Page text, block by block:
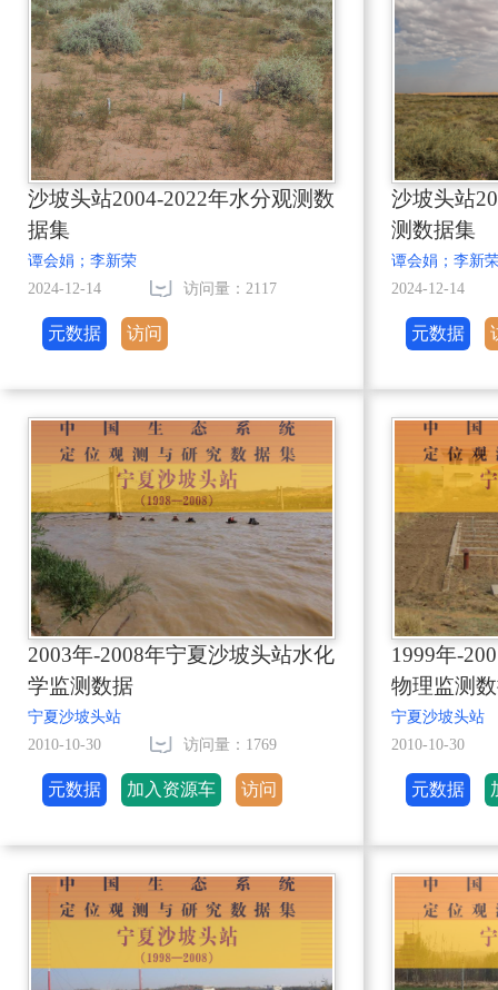
沙坡头站2004-2022年水分观测数
据集
谭会娟；李新荣
2024-12-14
访问量：2117
元数据 访问
沙坡头站
测数据集
谭会娟；李新
2024-12-14
元数据
2003年-2008年宁夏沙坡头站水化
学监测数据
宁夏沙坡头站
2010-10-30
访问量：1769
元数据 加入资源车 访问
1999年-
物理监测
宁夏沙坡头站
2010-10-30
元数据